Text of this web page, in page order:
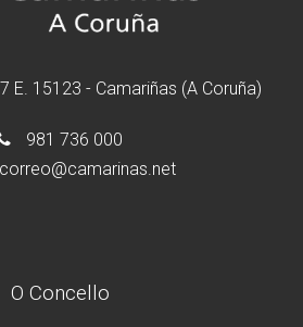
E. 15123 - Camariñas (A Coruña)
981 736 000
correo@camarinas.net
O Concello